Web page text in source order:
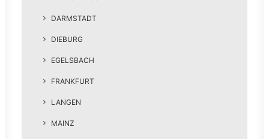
DARMSTADT
DIEBURG
EGELSBACH
FRANKFURT
LANGEN
MAINZ